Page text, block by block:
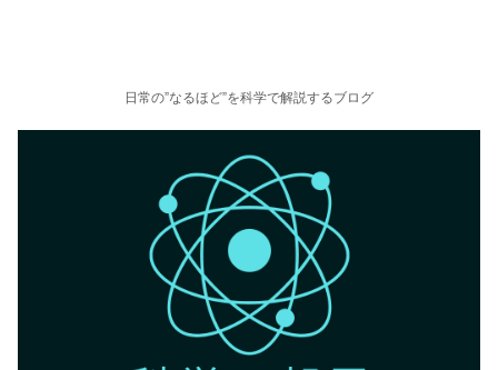
日常の”なるほど”を科学で解説するブログ